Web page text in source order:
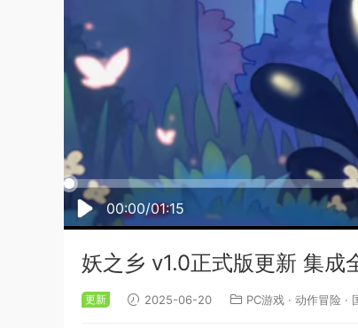
00:00/01:15
妖之乡 v1.0正式版更新 集成
更新 2025-06-20 PC游戏 · 动作冒险 ·